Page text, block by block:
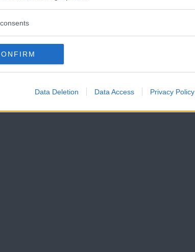
Data Deletion Data Access Privacy Policy
Syreär Sveriges enda gröna dagstidning som
finns både digitalt och i tryck.
dock redan börjat sina på
visar att alla dessa tre
till fullo förrän nästa
behov. Budskapet till
lägre vattenkonsumtion